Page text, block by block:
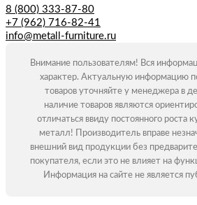
8 (800) 333-87-80
+7 (962) 716-82-41
info@metall-furniture.ru
Внимание пользователям! Вся
характер. Актуальную информацию
товаров уточняйте у менеджера в
наличие товаров являются
отличаться ввиду постоянного роста
металл! Производитель вправе
внешний вид продукции без
покупателя, если это не влияет на
Информация на сайте не является